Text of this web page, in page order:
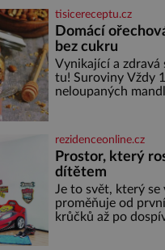
asociace,
i českého fotbalu v
Partner
tisicereceptu.cz
Domácí
bez cukru
Vynikající a zdravá
tu! Suroviny Vždy 1 šálek –
neloupaných
semínek dýně
ovesných vloček 1
rezidenceonline.cz
Prostor, který
dítětem
Je to svět, který se
proměňuje od
krůčků až po